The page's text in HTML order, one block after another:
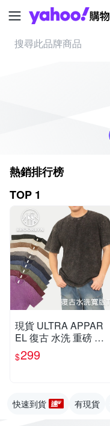
熱銷排行榜
TOP 1
現貨 ULTRA APPAR
EL 復古 水洗 重磅 寬
版 落肩 百搭 短T 男女
UA2350-
$299
快速到貨 有現貨